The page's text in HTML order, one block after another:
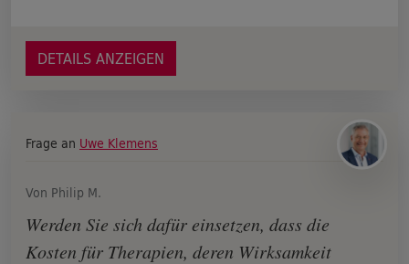
DETAILS ANZEIGEN
Frage an Uwe Klemens
Von Philip M.
Werden Sie sich dafür einsetzen, dass die
Kosten für Therapien, deren Wirksamkeit